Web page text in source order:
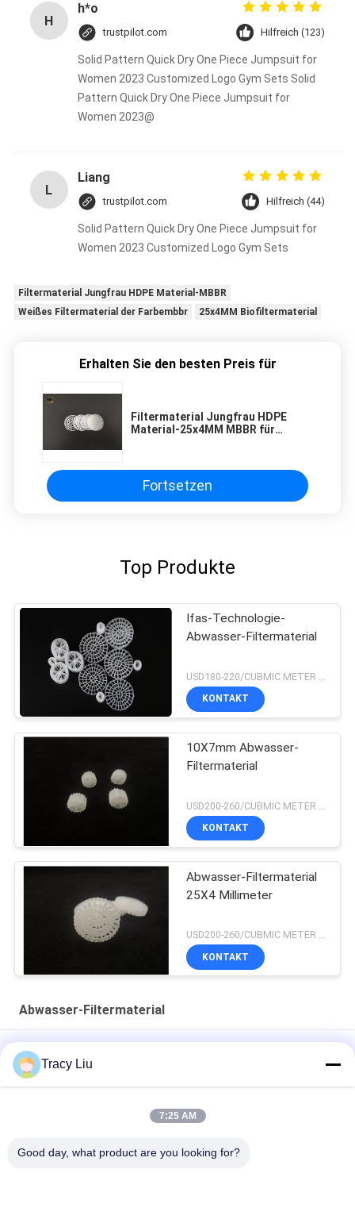
H
h*o
trustpilot.com Hilfreich (123)
Solid Pattern Quick Dry One Piece Jumpsuit for
Women 2023 Customized Logo Gym Sets Solid
Pattern Quick Dry One Piece Jumpsuit for
Women 2023@
L
Liang
trustpilot.com Hilfreich (44)
Solid Pattern Quick Dry One Piece Jumpsuit for
Women 2023 Customized Logo Gym Sets
Filtermaterial Jungfrau HDPE Material-MBBR
Weißes Filtermaterial der Farbembbr
25x4MM Biofiltermaterial
Erhalten Sie den besten Preis für
Filtermaterial Jungfrau HDPE
Material-25x4MM MBBR für
Fortsetzen
Top Produkte
Ifas-Technologie-
Abwasser-Filtermaterial
KONTAKT
10X7mm Abwasser-
Filtermaterial
KONTAKT
Abwasser-Filtermaterial
25X4 Millimeter
USD200-260/CUBMIC METER MOQ:1CubmicMeter
KONTAKT
Abwasser-Filtermaterial
HDPE 19 Abwasser-Filtermaterial der Raum-MBBR 25X10mm
1000 Plastikmedien M2/M3 für Abwasserbehandlungs-FAS
Strangpressverfahren
Tracy Liu
7:25 AM
Good day, what product are you looking for?